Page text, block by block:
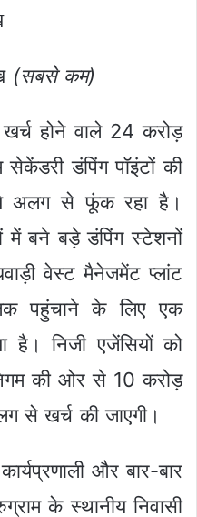
(सबसे कम)
होने वाले 24 करोड़
डंपिंग पॉइंटों की
अलग से फूंक रहा है।
बने बड़े डंपिंग स्टेशनों
वेस्ट मैनेजमेंट प्लांट
पहुंचाने के लिए एक
है। निजी एजेंसियों को
की ओर से 10 करोड़
से खर्च की जाएगी।
और बार-बार
के स्थानीय निवासी